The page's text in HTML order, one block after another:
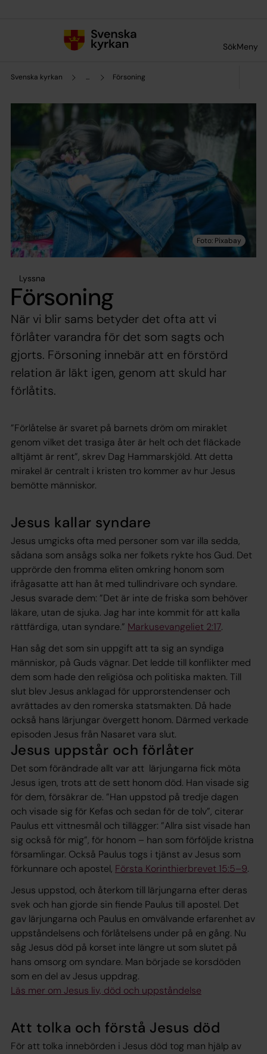
SökMeny
Svenska kyrkan ... Försoning
Lyssna
Försoning
När vi blir sams betyder det ofta att vi
förlåter varandra för det som sagts och
gjorts. Försoning innebär att en förstörd
relation är läkt igen, genom att skuld har
förlåtits.
”Förlåtelse är svaret på barnets dröm om miraklet
genom vilket det trasiga åter är helt och det fläckade
alltjämt är rent”, skrev Dag Hammarskjöld. Att detta
mirakel är centralt i kristen tro kommer av hur Jesus
bemötte människor.
Jesus kallar syndare
Jesus umgicks ofta med personer som var illa sedda,
sådana som ansågs solka ner folkets rykte hos Gud. Det
upprörde den fromma eliten omkring honom som
ifrågasatte att han åt med tullindrivare och syndare.
Jesus svarade dem: ”Det är inte de friska som behöver
läkare, utan de sjuka. Jag har inte kommit för att kalla
rättfärdiga, utan syndare.” Markusevangeliet 2:17.
Han såg det som sin uppgift att ta sig an syndiga
människor, på Guds vägnar. Det ledde till konflikter med
dem som hade den religiösa och politiska makten. Till
slut blev Jesus anklagad för upprorstendenser och
avrättades av den romerska statsmakten. Då hade
också hans lärjungar övergett honom. Därmed verkade
episoden Jesus från Nasaret vara slut.
Jesus uppstår och förlåter
Det som förändrade allt var att lärjungarna fick möta
Jesus igen, trots att de sett honom död. Han visade sig
för dem, försäkrar de. ”Han uppstod på tredje dagen
och visade sig för Kefas och sedan för de tolv”, citerar
Paulus ett vittnesmål och tillägger: ”Allra sist visade han
sig också för mig”, för honom – han som förföljde kristna
församlingar. Också Paulus togs i tjänst av Jesus som
förkunnare och apostel, Första Korinthierbrevet 15:5–9.
Jesus uppstod, och återkom till lärjungarna efter deras
svek och han gjorde sin fiende Paulus till apostel. Det
gav lärjungarna och Paulus en omvälvande erfarenhet av
uppståndelsens och förlåtelsens under på en gång. Nu
såg Jesus död på korset inte längre ut som slutet på
hans omsorg om syndare. Man började se korsdöden
som en del av Jesus uppdrag.
Läs mer om Jesus liv, död och uppståndelse
Att tolka och förstå Jesus död
För att tolka innebörden i Jesus död tog man hjälp av